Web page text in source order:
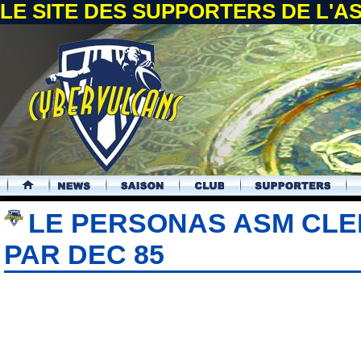
LE SITE DES SUPPORTERS DE
.
LE PERSONAS ASM
PAR DEC 85